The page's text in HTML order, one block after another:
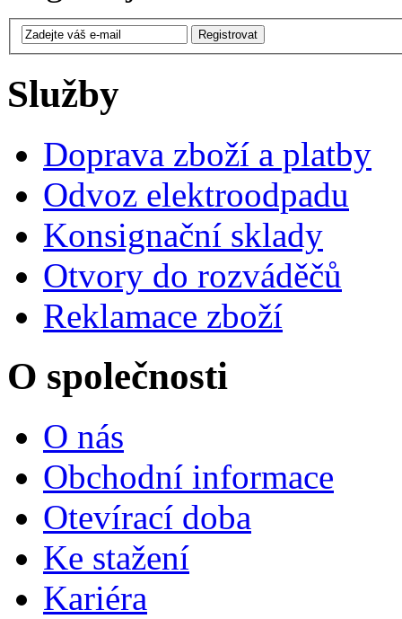
Služby
Doprava zboží a platby
Odvoz elektroodpadu
Konsignační sklady
Otvory do rozváděčů
Reklamace zboží
O společnosti
O nás
Obchodní informace
Otevírací doba
Ke stažení
Kariéra